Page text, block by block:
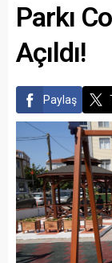
Parkı
Açıldı!
Paylaş